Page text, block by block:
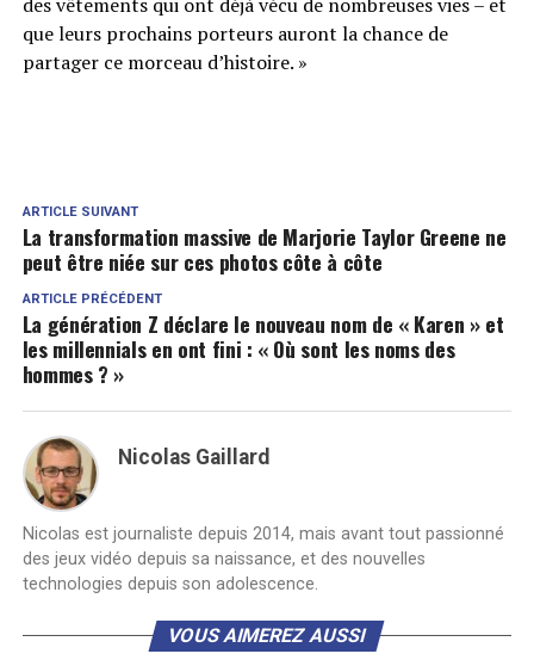
que leurs prochains porteurs auront la chance de
partager ce morceau d’histoire. »
ARTICLE SUIVANT
La transformation massive de Marjorie Taylor Greene ne
peut être niée sur ces photos côte à côte
ARTICLE PRÉCÉDENT
La génération Z déclare le nouveau nom de « Karen » et
les millennials en ont fini : « Où sont les noms des
hommes ? »
Nicolas Gaillard
Nicolas est journaliste depuis 2014, mais avant tout passionné
des jeux vidéo depuis sa naissance, et des nouvelles
technologies depuis son adolescence.
VOUS AIMEREZ AUSSI